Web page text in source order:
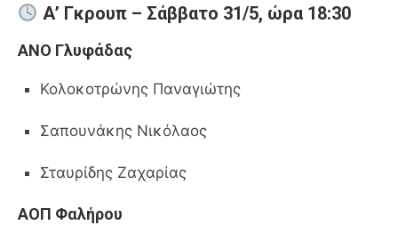
Α’ Γκρουπ – Σάββατο 31/5, ώρα 18:30
ΑΝΟ Γλυφάδας
Κολοκοτρώνης Παναγιώτης
Σαπουνάκης Νικόλαος
Σταυρίδης Ζαχαρίας
ΑΟΠ Φαλήρου